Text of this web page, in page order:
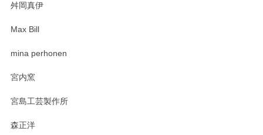
舛岡真伊
Max Bill
mina perhonen
宮内窯
宮島工芸製作所
森正洋